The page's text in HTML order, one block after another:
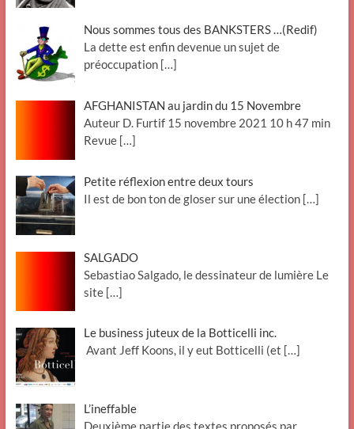
Nous sommes tous des BANKSTERS …(Redif)
La dette est enfin devenue un sujet de
préoccupation […]
AFGHANISTAN au jardin du 15 Novembre
Auteur D. Furtif 15 novembre 2021 10 h 47 min
Revue […]
Petite réflexion entre deux tours
Il est de bon ton de gloser sur une élection […]
SALGADO
Sebastiao Salgado, le dessinateur de lumière Le
site […]
Le business juteux de la Botticelli inc.
Avant Jeff Koons, il y eut Botticelli (et […]
L’ineffable
Deuxième partie des textes proposés par